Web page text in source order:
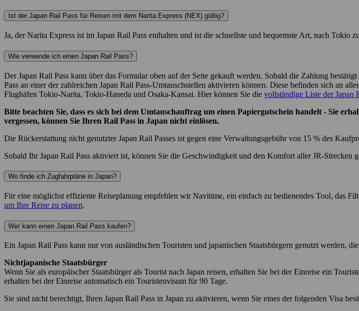
Ist der Japan Rail Pass für Reisen mit dem Narita Express (NEX) gültig?
Ja, der Narita Express ist im Japan Rail Pass enthalten und ist die schnellste und bequemste Art, nach Tokio
Wie verwende ich einen Japan Rail Pass?
Der Japan Rail Pass kann über das Formular oben auf der Seite gekauft werden. Sobald die Zahlung
Pass an einer der zahlreichen Japan Rail Pass-Umtauschstellen aktivieren können. Diese befinden sich an
Flughäfen Tokio-Narita, Tokio-Haneda und Osaka-Kansai. Hier können Sie die vollständige Liste der Japan
Bitte beachten Sie, dass es sich bei dem Umtauschauftrag um einen Papiergutschein handelt - Sie
vergessen, können Sie Ihren Rail Pass in Japan nicht einlösen.
Die Rückerstattung nicht genutzter Japan Rail Passes ist gegen eine Verwaltungsgebühr von 15 % des
Sobald Ihr Japan Rail Pass aktiviert ist, können Sie die Geschwindigkeit und den Komfort aller JR-Strecken
Wo finde ich Zugfahrpläne in Japan?
Für eine möglichst effiziente Reiseplanung empfehlen wir Navitime, ein einfach zu bedienendes Tool, das
um Ihre Reise zu planen.
Wer kann einen Japan Rail Pass kaufen?
Ein Japan Rail Pass kann nur von ausländischen Touristen und japanischen Staatsbürgern genutzt werden,
Nichtjapanische Staatsbürger
Wenn Sie als europäischer Staatsbürger als Tourist nach Japan reisen, erhalten Sie bei der Einreise ein
erhalten bei der Einreise automatisch ein Touristenvisum für 90 Tage.
Sie sind nicht berechtigt, Ihren Japan Rail Pass in Japan zu aktivieren, wenn Sie eines der folgenden Visa